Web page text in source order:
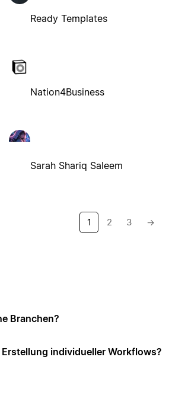
Ready Templates
Nation4Business
Sarah Shariq Saleem
1 2 3 →
Branchen?
individueller Workflows?